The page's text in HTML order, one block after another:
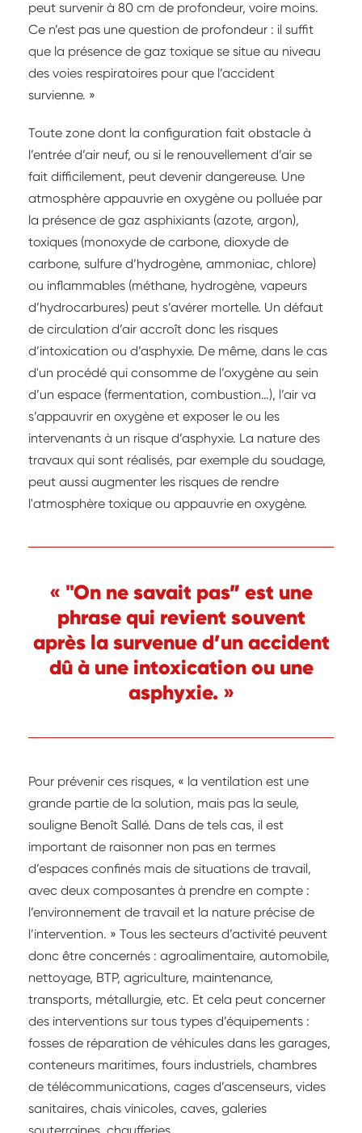
peut survenir à 80 cm de profondeur, voire moins.
Ce n’est pas une question de profondeur : il suffit
que la présence de gaz toxique se situe au niveau
des voies respiratoires pour que l’accident
survienne. »
Toute zone dont la configuration fait obstacle à
l’entrée d’air neuf, ou si le renouvellement d’air se
fait difficilement, peut devenir dangereuse. Une
atmosphère appauvrie en oxygène ou polluée par
la présence de gaz asphixiants (azote, argon),
toxiques (monoxyde de carbone, dioxyde de
carbone, sulfure d’hydrogène, ammoniac, chlore)
ou inflammables (méthane, hydrogène, vapeurs
d’hydrocarbures) peut s’avérer mortelle. Un défaut
de circulation d’air accroît donc les risques
d’intoxication ou d’asphyxie. De même, dans le cas
d'un procédé qui consomme de l’oxygène au sein
d’un espace (fermentation, combustion…), l’air va
s’appauvrir en oxygène et exposer le ou les
intervenants à un risque d’asphyxie. La nature des
travaux qui sont réalisés, par exemple du soudage,
peut aussi augmenter les risques de rendre
l'atmosphère toxique ou appauvrie en oxygène.
« "On ne savait pas” est une
phrase qui revient souvent
après la survenue d’un accident
dû à une intoxication ou une
asphyxie. »
Pour prévenir ces risques, « la ventilation est une
grande partie de la solution, mais pas la seule,
souligne Benoît Sallé. Dans de tels cas, il est
important de raisonner non pas en termes
d’espaces confinés mais de situations de travail,
avec deux composantes à prendre en compte :
l’environnement de travail et la nature précise de
l’intervention. » Tous les secteurs d’activité peuvent
donc être concernés : agroalimentaire, automobile,
nettoyage, BTP, agriculture, maintenance,
transports, métallurgie, etc. Et cela peut concerner
des interventions sur tous types d’équipements :
fosses de réparation de véhicules dans les garages,
conteneurs maritimes, fours industriels, chambres
de télécommunications, cages d’ascenseurs, vides
sanitaires, chais vinicoles, caves, galeries